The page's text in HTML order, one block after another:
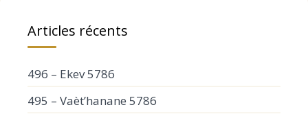
Articles récents
496 – Ekev 5786
495 – Vaèt’hanane 5786